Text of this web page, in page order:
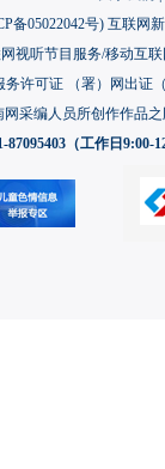
备05022042号) 互联网
视听节目服务/移动互
务许可证 （署）网出证
采编人员所创作作品
87095403（工作日9:00-